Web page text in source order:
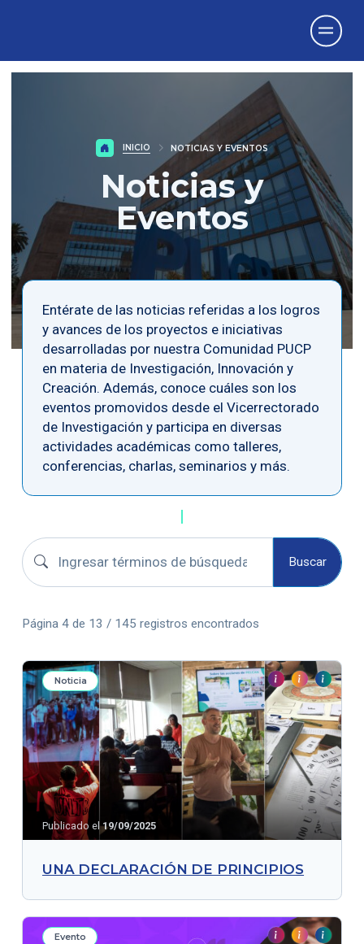
INICIO NOTICIAS Y EVENTOS
Noticias y
Eventos
Entérate de las noticias referidas a los logros
y avances de los proyectos e iniciativas
desarrolladas por nuestra Comunidad PUCP
en materia de Investigación, Innovación y
Creación. Además, conoce cuáles son los
eventos promovidos desde el Vicerrectorado
de Investigación y participa en diversas
actividades académicas como talleres,
conferencias, charlas, seminarios y más.
Buscar convocatorias Buscar
Página 4 de 13 / 145 registros encontrados
Noticia
Publicado el19/09/2025
UNA DECLARACIÓN DE PRINCIPIOS
Evento